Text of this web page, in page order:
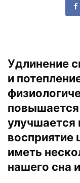
Удлинение
и
повышается
улучшается
восприятие
иметь
нашего сна